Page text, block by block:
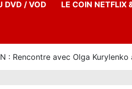
DVD / VOD LE COIN NETFLIX
: Rencontre avec Olga